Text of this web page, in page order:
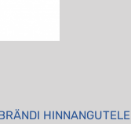
HINNANGUTELE